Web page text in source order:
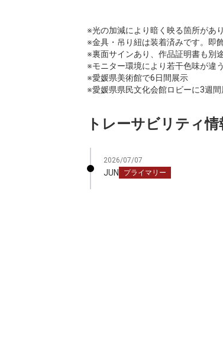
※光の加減により暗く映る箇所があ
※金具・吊り紐は装着済みです。即
※裏面サインあり、作品証明書も別
※モニター環境により若干色味が違
※愛媛県美術館で6日間展示
※愛媛県県民文化会館ロビーに3週間
トレーサビリティ情
2026/07/07
JUN プライマリー